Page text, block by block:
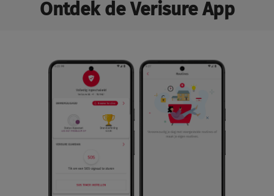
Ontdek de Verisure App